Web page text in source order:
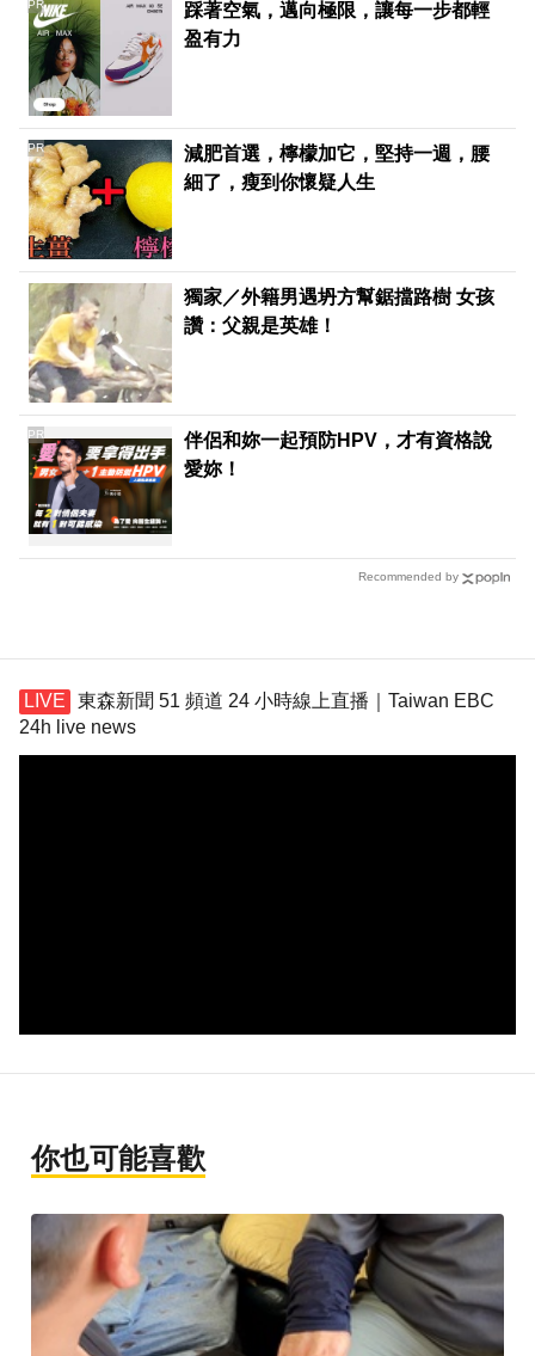
踩著空氣，邁向極限，讓每一步都輕
盈有力
PR
減肥首選，檸檬加它，堅持一週，腰
細了，瘦到你懷疑人生
PR
獨家／外籍男遇坍方幫鋸擋路樹 女孩
讚：父親是英雄！
伴侶和妳一起預防HPV，才有資格說
愛妳！
PR
Recommended by
東森新聞 51 頻道 24 小時線上直播｜Taiwan EBC
24h live news
你也可能喜歡